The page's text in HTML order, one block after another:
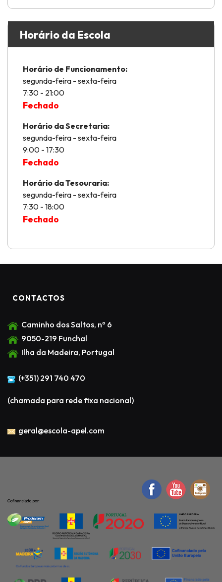
Horário da Escola
Horário de Funcionamento:
segunda-feira - sexta-feira
7:30 - 21:00
Fechado
Horário da Secretaria:
segunda-feira - sexta-feira
9:00 - 17:30
Fechado
Horário da Tesouraria:
segunda-feira - sexta-feira
7:30 - 18:00
Fechado
CONTACTOS
Caminho dos Saltos, nº 6
9050-219 Funchal
Ilha da Madeira, Portugal
(+351) 291 740 470
(chamada para rede fixa nacional)
geral@escola-apel.com